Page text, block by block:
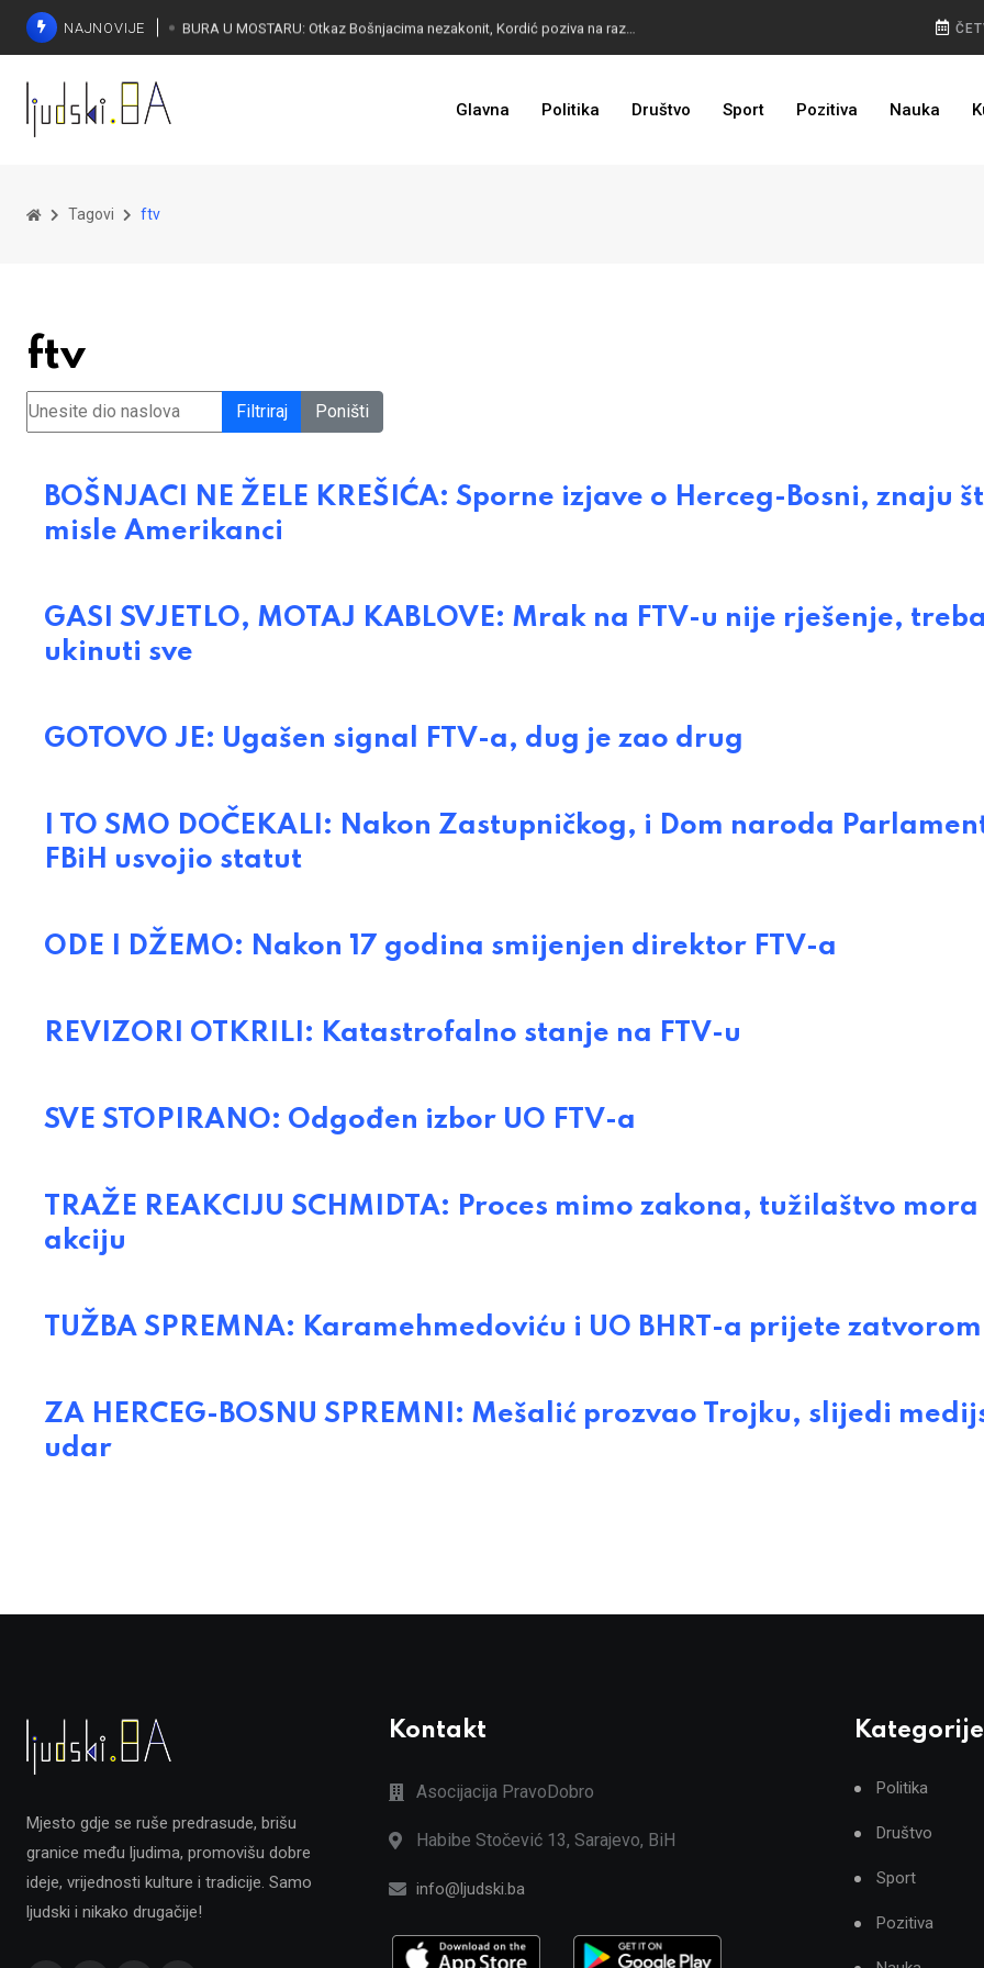
NAJNOVIJE
BIVŠI KAPITEN ZMAJEVA U VELIKOM BIZNISU: Na mjestu propale tvornice niče stambeni kompleks
Glavna Politika Društvo Sport Pozitiva Nauka
Tagovi ftv
ftv
Unesite dio naslova Filtriraj Poništi
BOŠNJACI NE ŽELE KREŠIĆA: Sporne izjave o Herceg-Bosni, znaju
misle Amerikanci
GASI SVJETLO, MOTAJ KABLOVE: Mrak na FTV-u nije rješenje, treba
ukinuti sve
GOTOVO JE: Ugašen signal FTV-a, dug je zao drug
I TO SMO DOČEKALI: Nakon Zastupničkog, i Dom naroda
FBiH usvojio statut
ODE I DŽEMO: Nakon 17 godina smijenjen direktor FTV-a
REVIZORI OTKRILI: Katastrofalno stanje na FTV-u
SVE STOPIRANO: Odgođen izbor UO FTV-a
TRAŽE REAKCIJU SCHMIDTA: Proces mimo zakona, tužilaštvo mora
akciju
TUŽBA SPREMNA: Karamehmedoviću i UO BHRT-a prijete zatvorom
ZA HERCEG-BOSNU SPREMNI: Mešalić prozvao Trojku, slijedi
udar
Mjesto gdje se ruše predrasude, brišu
granice među ljudima, promovišu dobre
ideje, vrijednosti kulture i tradicije. Samo
ljudski i nikako drugačije!
Kontakt
Asocijacija PravoDobro
Habibe Stočević 13, Sarajevo, BiH
info@ljudski.ba
Kategorije
Politika
Društvo
Sport
Pozitiva